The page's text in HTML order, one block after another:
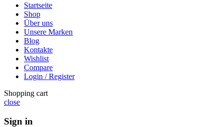
Startseite
Shop
Über uns
Unsere Marken
Blog
Kontakte
Wishlist
Compare
Login / Register
Shopping cart
close
Sign in